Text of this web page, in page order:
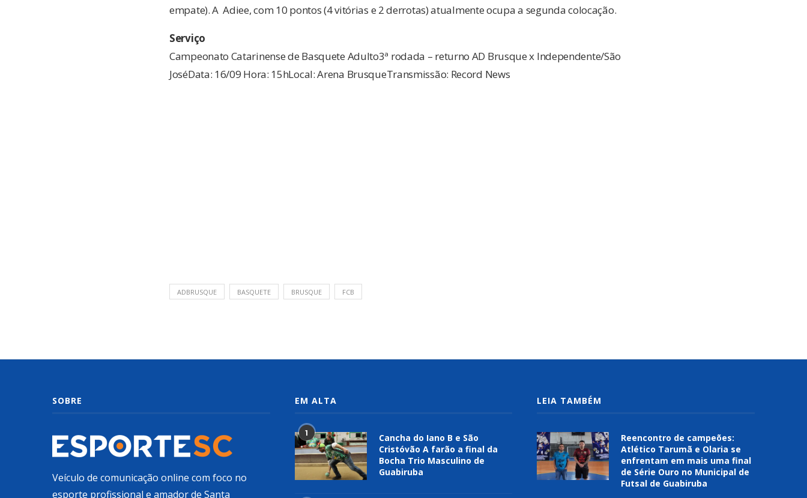
empate). A Adiee, com 10 pontos (4 vitórias e 2 derrotas) atualmente ocupa a segunda colocação.
Serviço
Campeonato Catarinense de Basquete Adulto3ª rodada – returno AD Brusque x Independente/São
JoséData: 16/09 Hora: 15hLocal: Arena BrusqueTransmissão: Record News
ADBRUSQUE BASQUETE BRUSQUE FCB
SOBRE
Veículo de comunicação online com foco no
esporte profissional e amador de Santa
EM ALTA
1
Cancha do Iano B e São
Cristóvão A farão a final da
Bocha Trio Masculino de
Guabiruba
LEIA TAMBÉM
Reencontro de campeões:
Atlético Tarumã e Olaria se
enfrentam em mais uma final
de Série Ouro no Municipal de
Futsal de Guabiruba